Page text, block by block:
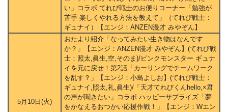
い」コラボ てれび戦士のお便りコーナー「勉強が
苦手 楽しくやれる方法を教えて」（てれび戦士：
ギュナイ）【エンジ：ANZEN漫才 みやぞん】
5月10日(火)
おたより紹介「なってみたい生き物はなんです
か？」【エンジ：ANZEN漫才 みやぞん】(てれび戦
士：照太,眞生,空,そのま)/ピンクモンスター ギュナ
イを元に戻せ！第2話「カーリングでチームワーク
を乱す？」【エンジ：小島よしお】(てれび戦士：
ギュナイ,照太,礼,眞生)/「天才てれびくんhello,×君
の声が聞きたい」コラボ ハッピーサプライズ「夢
をかなえるおつかい応援作戦！」【エンジ：Wエン